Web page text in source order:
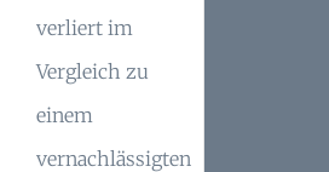
verliert im
Vergleich zu
einem
vernachlässigten